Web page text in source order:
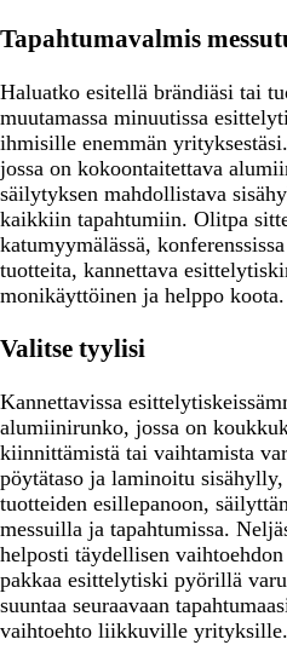
Tapahtumavalmis
Haluatko esitellä brändiäsi tai
muutamassa minuutissa
ihmisille enemmän
jossa on kokoontaitettava
säilytyksen mahdollistava
kaikkiin tapahtumiin. Olitpa
katumyymälässä,
tuotteita, kannettava
monikäyttöinen ja helppo koota.
Valitse tyylisi
Kannettavissa
alumiinirunko, jossa on
kiinnittämistä tai vaihtamista
pöytätaso ja laminoitu
tuotteiden esillepanoon,
messuilla ja tapahtumissa.
helposti täydellisen
pakkaa esittelytiski pyörillä
suuntaa seuraavaan
vaihtoehto liikkuville yrityksille.